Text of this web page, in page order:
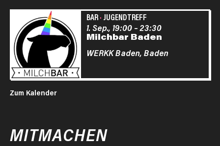
BAR· JUGENDTREFF
Milchbar Baden
1. Sep., 19:00–23:30
WERKK Baden, Baden
Zum Kalender
MITMACHEN